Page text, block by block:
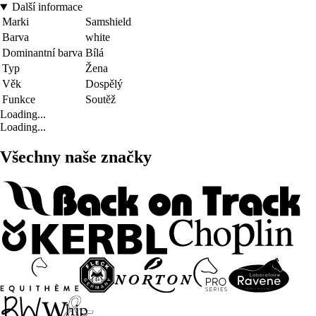
Další informace
Marki
Samshield
Barva
white
Dominantní barva Bílá
Typ
Žena
Věk
Dospělý
Funkce
Soutěž
Loading...
Loading...
Všechny naše značky